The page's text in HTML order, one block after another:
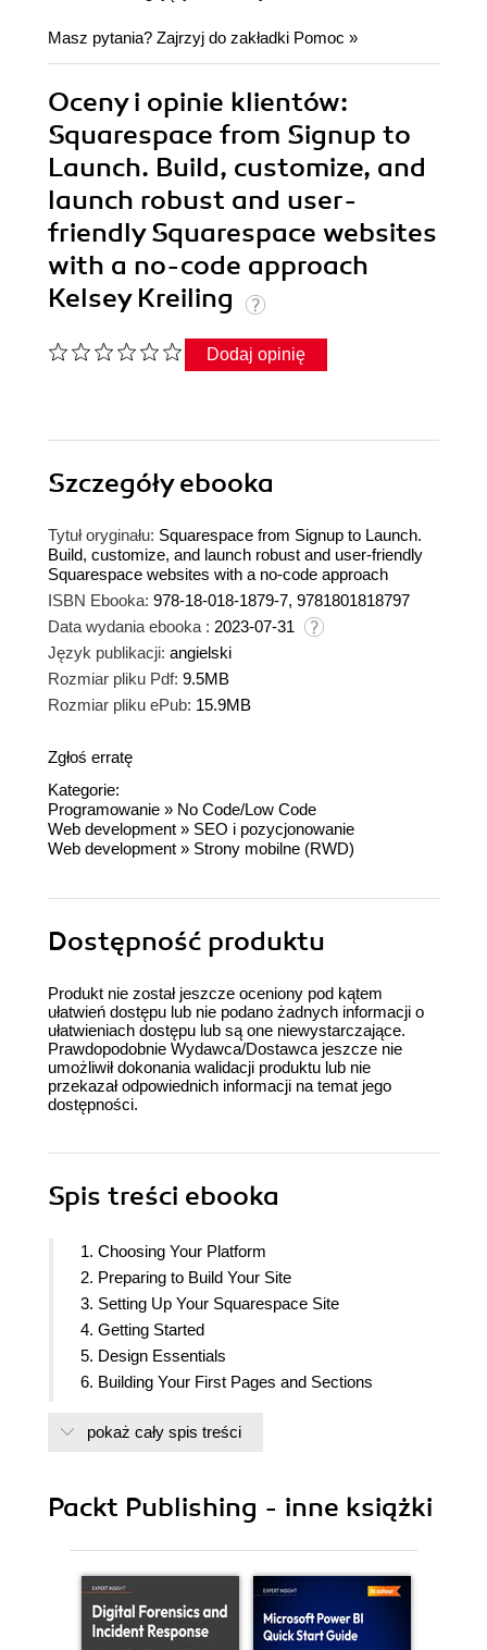
Masz pytania? Zajrzyj do zakładki Pomoc »
Oceny i opinie klientów:
Squarespace from Signup to
Launch. Build, customize, and
launch robust and user-
friendly Squarespace websites
with a no-code approach
Kelsey Kreiling
Dodaj opinię
Szczegółyebooka
Tytuł oryginału: Squarespace from Signup to Launch.
Build, customize, and launch robust and user-friendly
Squarespace websites with a no-code approach
ISBN Ebooka: 978-18-018-1879-7, 9781801818797
Data wydania ebooka : 2023-07-31
Język publikacji: angielski
Rozmiar pliku Pdf: 9.5MB
Rozmiar pliku ePub: 15.9MB
Zgłoś erratę
Kategorie:
Programowanie » No Code/Low Code
Web development » SEO i pozycjonowanie
Web development » Strony mobilne (RWD)
Dostępność produktu
Produkt nie został jeszcze oceniony pod kątem
ułatwień dostępu lub nie podano żadnych informacji o
ułatwieniach dostępu lub są one niewystarczające.
Prawdopodobnie Wydawca/Dostawca jeszcze nie
umożliwił dokonania walidacji produktu lub nie
przekazał odpowiednich informacji na temat jego
dostępności.
Spis treści ebooka
1. Choosing Your Platform
2. Preparing to Build Your Site
3. Setting Up Your Squarespace Site
4. Getting Started
5. Design Essentials
6. Building Your First Pages and Sections
8. Optimizing Your Site For Mobile
Services
13. Scheduling
14. Prepare to Launch Your Site
15. Connecting Your Domain and Making It Live
pokaż cały spis treści
Packt Publishing - inne książki